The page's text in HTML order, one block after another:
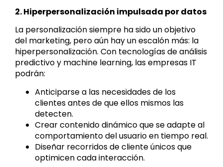
2. Hiperpersonalización impulsada por datos
La personalización siempre ha sido un objetivo
del marketing, pero aún hay un escalón más: la
hiperpersonalización. Con tecnologías de análisis
predictivo y machine learning, las empresas IT
podrán:
Anticiparse a las necesidades de los
clientes antes de que ellos mismos las
detecten.
Crear contenido dinámico que se adapte al
comportamiento del usuario en tiempo real.
Diseñar recorridos de cliente únicos que
optimicen cada interacción.